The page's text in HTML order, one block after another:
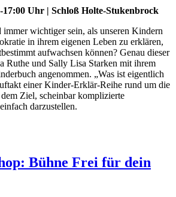
17:00 Uhr | Schloß Holte-Stukenbrock
immer wichtiger sein, als unseren Kindern
in ihrem eigenen Leben zu erklären,
aufwachsen können? Genau dieser
Ruthe und Sally Lisa Starken mit ihrem
angenommen. „Was ist eigentlich
einer Kinder-Erklär-Reihe rund um die
Ziel, scheinbar komplizierte
darzustellen.
Bühne Frei für dein